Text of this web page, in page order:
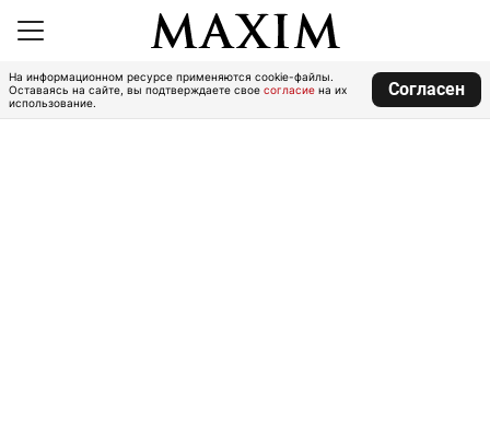
На информационном ресурсе применяются cookie-файлы.
Оставаясь на сайте, вы подтверждаете свое согласие на их
использование.
Согласен